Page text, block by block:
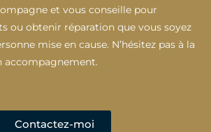
et vous conseille pour
ou obtenir réparation que vous soyez
mise en cause. N’hésitez pas à la
accompagnement.
Contactez-moi